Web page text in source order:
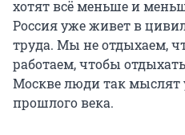
хотят всё меньше и
Россия уже живет в
труда. Мы не отдыхаем,
работаем, чтобы
Москве люди так мыслят
прошлого века.